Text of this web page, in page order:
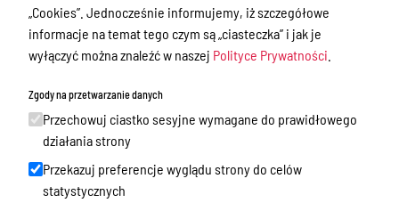
Urząd Miejski w Miłakowie
Gmina Miłakowo
Zamówienia publiczne
Urząd Stanu Cywilnego
Ewidencja ludności, dowody osobiste,
działalność gospodarcza
„Cookies”. Jednocześnie informujemy, iż szczegółowe
informacje na temat tego czym są „ciasteczka” i jak je
wyłączyć można znaleźć w naszej Polityce Prywatności
Zgody na przetwarzanie danych
Przechowuj ciastko sesyjne wymagane do prawidłowego
działania strony
Przekazuj preferencje wyglądu strony do celów
statystycznych